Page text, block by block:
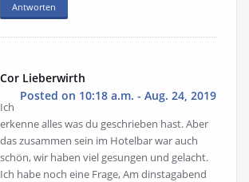
Antworten
Cor Lieberwirth
Posted on 10:18 a.m. - Aug. 24, 2019
Ich
erkenne alles was du geschrieben hast. Aber
das zusammen sein im Hotelbar war auch
schön, wir haben viel gesungen und gelacht.
Ich habe noch eine Frage, Am dinstagabend